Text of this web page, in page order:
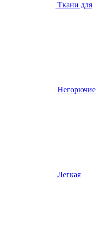
Ткани для
Негорючие
Легкая